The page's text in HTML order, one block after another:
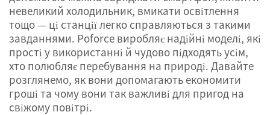
невеликий холодильник, вмикати освітлення
тощо — ці станції легко справляються з такими
завданнями. Poforce виробляє надійні моделі, які
прості у використанні й чудово підходять усім,
хто полюбляє перебування на природі. Давайте
розглянемо, як вони допомагають економити
гроші та чому вони так важливі для пригод на
свіжому повітрі.